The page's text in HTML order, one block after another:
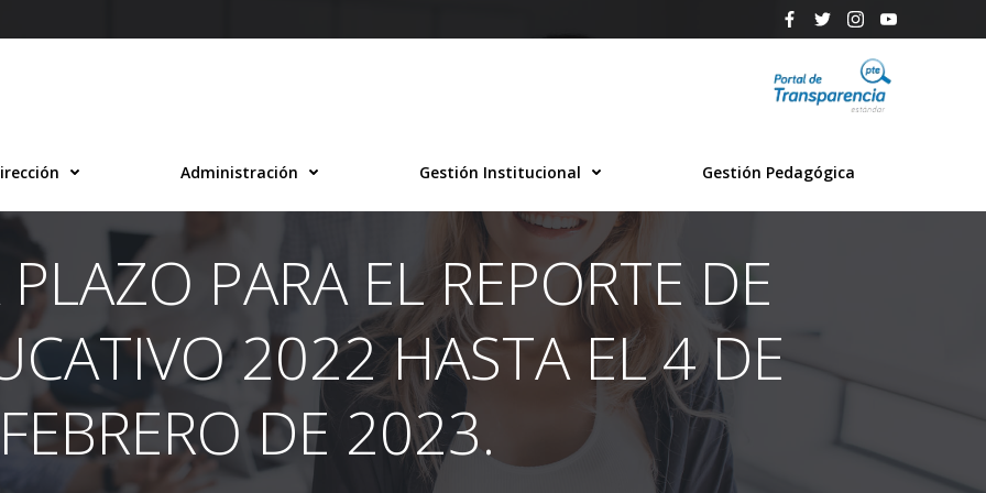
Administración Gestión Institucional Gestión Pedagógica
PARA EL REPORTE DE
2022 HASTA EL 4 DE
FEBRERO DE 2023.